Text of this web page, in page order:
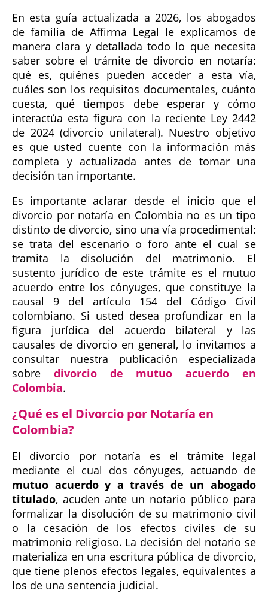
En esta guía actualizada a 2026, los abogados
de familia de Affirma Legal le explicamos de
manera clara y detallada todo lo que necesita
saber sobre el trámite de divorcio en notaría:
qué es, quiénes pueden acceder a esta vía,
cuáles son los requisitos documentales, cuánto
cuesta, qué tiempos debe esperar y cómo
interactúa esta figura con la reciente Ley 2442
de 2024 (divorcio unilateral). Nuestro objetivo
es que usted cuente con la información más
completa y actualizada antes de tomar una
decisión tan importante.
Es importante aclarar desde el inicio que el
divorcio por notaría en Colombia no es un tipo
distinto de divorcio, sino una vía procedimental:
se trata del escenario o foro ante el cual se
tramita la disolución del matrimonio. El
sustento jurídico de este trámite es el mutuo
acuerdo entre los cónyuges, que constituye la
causal 9 del artículo 154 del Código Civil
colombiano. Si usted desea profundizar en la
figura jurídica del acuerdo bilateral y las
causales de divorcio en general, lo invitamos a
consultar nuestra publicación especializada
sobre divorcio de mutuo acuerdo en
Colombia.
¿Qué es el Divorcio por Notaría en
Colombia?
El divorcio por notaría es el trámite legal
mediante el cual dos cónyuges, actuando de
mutuo acuerdo y a través de un abogado
titulado, acuden ante un notario público para
formalizar la disolución de su matrimonio civil
o la cesación de los efectos civiles de su
matrimonio religioso. La decisión del notario se
materializa en una escritura pública de divorcio,
que tiene plenos efectos legales, equivalentes a
los de una sentencia judicial.